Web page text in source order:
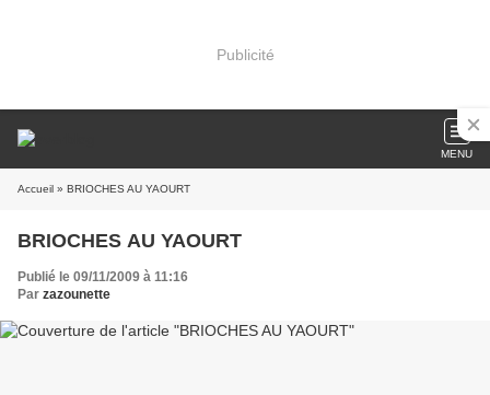
Publicité
MENU
Accueil » BRIOCHES AU YAOURT
BRIOCHES AU YAOURT
Publié le 09/11/2009 à 11:16
Par zazounette